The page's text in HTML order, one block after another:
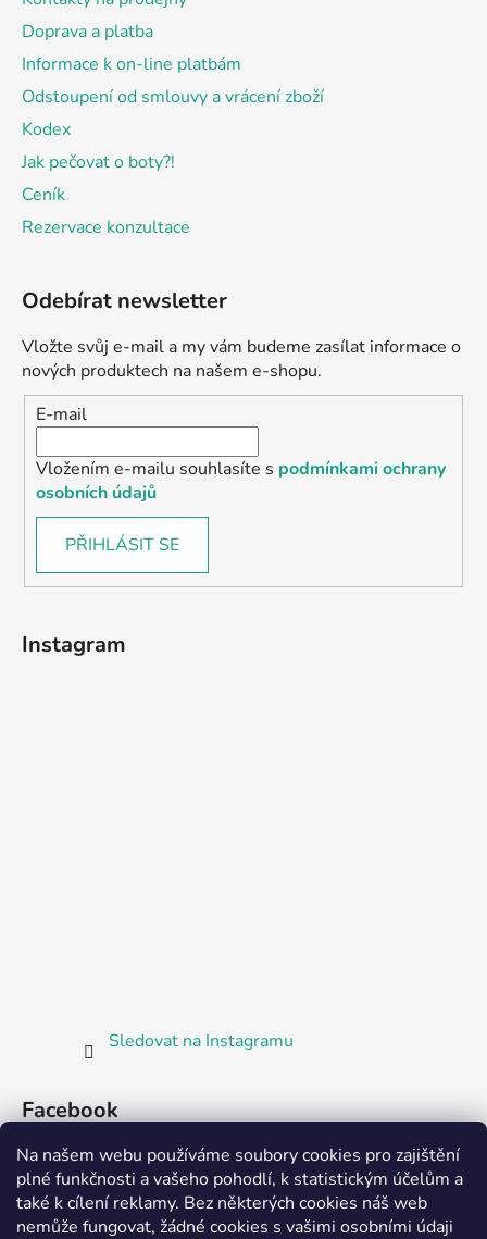
Na našem webu používáme soubory cookies pro zajištění
plné funkčnosti a vašeho pohodlí, k statistickým účelům a
také k cílení reklamy. Bez některých cookies náš web
nemůže fungovat, žádné cookies s vašimi osobními údaji
Doprava a platba
Informace k on-line platbám
Odstoupení od smlouvy a vrácení zboží
Kodex
Jak pečovat o boty?!
Ceník
Rezervace konzultace
Odebírat newsletter
Vložte svůj e-mail a my vám budeme zasílat informace o
nových produktech na našem e-shopu.
E-mail
Vložením e-mailu souhlasíte s podmínkami ochrany
osobních údajů
PŘIHLÁSIT SE
Instagram
Sledovat na Instagramu
Facebook